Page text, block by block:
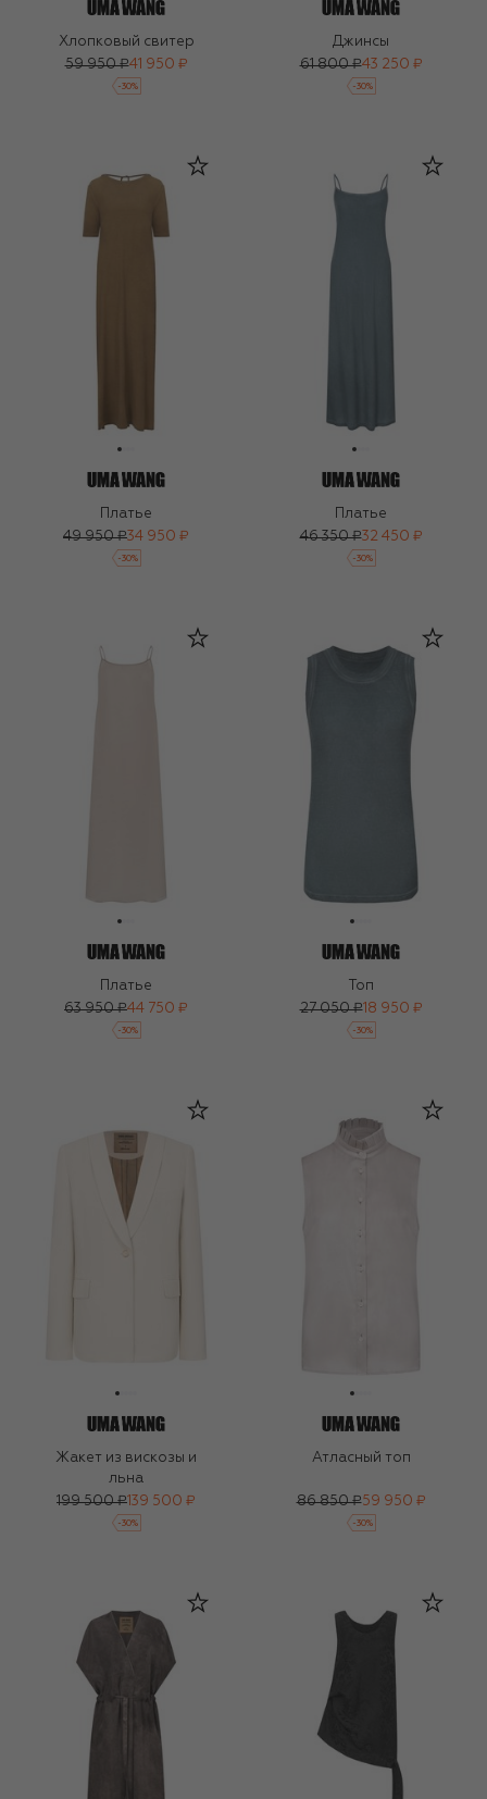
Хлопковый свитер
59 950 ₽41 950 ₽
-30%
Джинсы
61 800 ₽43 250 ₽
-30%
Платье
49 950 ₽34 950 ₽
-30%
Платье
46 350 ₽32 450 ₽
-30%
Платье
63 950 ₽44 750 ₽
-30%
Топ
27 050 ₽18 950 ₽
-30%
Жакет из вискозы и
льна
199 500 ₽ 139 500 ₽
-30%
Атласный топ
86 850 ₽59 950 ₽
-30%